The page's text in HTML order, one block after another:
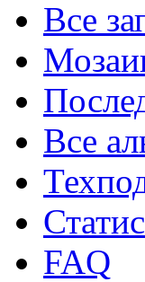
Все
Все
FAQ